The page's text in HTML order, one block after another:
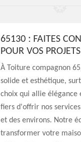
65130 : FAITES
POUR VOS
À Toiture compagnon
solide et esthétique,
choix qui allie élégance
fiers d'offrir nos
et des environs. Notre
transformer votre